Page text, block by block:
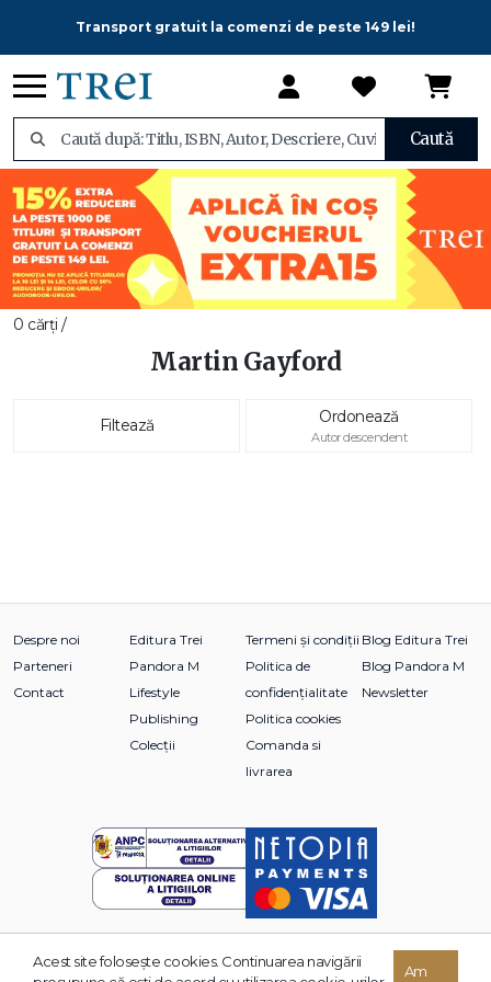
Transport gratuit la comenzi de peste 149 lei!
Caută
0 cărți /
Martin Gayford
Filtează Ordonează
Autor descendent
Despre noi
Parteneri
Contact
Editura Trei
Pandora M
Lifestyle
Publishing
Colecții
Termeni și condiții
Politica de
confidențialitate
Politica cookies
Comanda si
livrarea
Blog Editura Trei
Blog Pandora M
Newsletter
© 2026 Grupul Editorial TREI. Toate drepturile rezervate.
Acest site foloseşte cookies. Continuarea navigării
Am